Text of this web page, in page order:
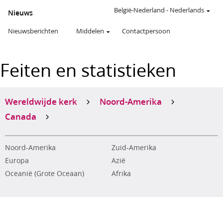
Nieuws
Nieuwsberichten Middelen Contactpersoon
België-Nederland - Nederlands
Feiten en statistieken
Wereldwijde kerk
Noord-Amerika
Canada
Noord-Amerika
Zuid-Amerika
Europa
Azië
Oceanië (Grote Oceaan)
Afrika